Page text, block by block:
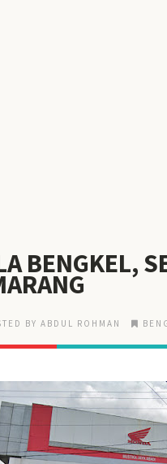
BENGKEL,
BY ABDUL ROHMAN